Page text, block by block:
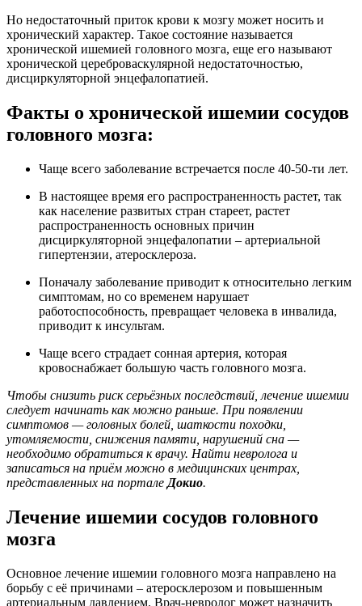
Но недостаточный приток крови к мозгу может носить и
хронический характер. Такое состояние называется
хронической ишемией головного мозга, еще его называют
хронической цереброваскулярной недостаточностью,
дисциркуляторной энцефалопатией.
Факты о хронической ишемии сосудов
головного мозга:
Чаще всего заболевание встречается после 40-50-ти лет.
В настоящее время его распространенность растет, так
как население развитых стран стареет, растет
распространенность основных причин
дисциркуляторной энцефалопатии – артериальной
гипертензии, атеросклероза.
Поначалу заболевание приводит к относительно легким
симптомам, но со временем нарушает
работоспособность, превращает человека в инвалида,
приводит к инсультам.
Чаще всего страдает сонная артерия, которая
кровоснабжает большую часть головного мозга.
Чтобы снизить риск серьёзных последствий, лечение ишемии
следует начинать как можно раньше. При появлении
симптомов — головных болей, шаткости походки,
утомляемости, снижения памяти, нарушений сна —
необходимо обратиться к врачу. Найти невролога и
записаться на приём можно в медицинских центрах,
представленных на портале Докио.
Лечение ишемии сосудов головного
мозга
Основное лечение ишемии головного мозга направлено на
борьбу с её причинами – атеросклерозом и повышенным
артериальным давлением. Врач-невролог может назначить